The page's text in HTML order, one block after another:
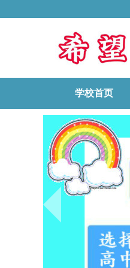
学校首页